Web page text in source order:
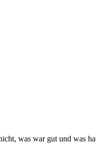
was war gut und